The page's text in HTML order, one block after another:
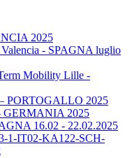
2025
- SPAGNA luglio
Mobility Lille -
PORTOGALLO 2025
GERMANIA 2025
16.02 - 22.02.2025
1-IT02-KA122-SCH-